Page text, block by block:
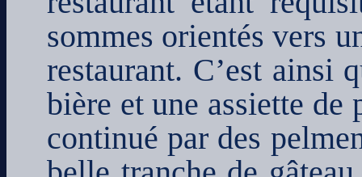
sommes orientés vers
restaurant. C’est ainsi
bière et une assiette de
continué par des